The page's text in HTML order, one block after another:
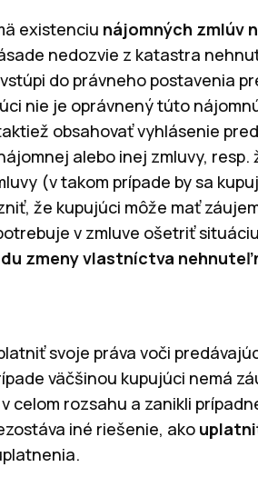
existenciu nájomných zmlúv
nedozvie z katastra
do právneho postavenia
nie je oprávnený túto
obsahovať vyhlásenie
alebo inej zmluvy, resp.
(v takom prípade by sa
že kupujúci môže mať
v zmluve ošetriť
zmeny vlastníctva
svoje práva voči
väčšinou kupujúci nemá
celom rozsahu a zanikli
iné riešenie, ako